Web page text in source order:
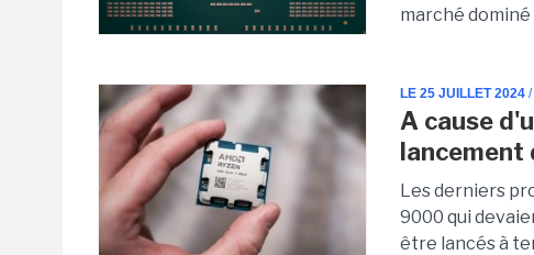
marché
LE 25 JUILLET 2024
A cause
lancement
Les derniers
9000 qui
être lancés à